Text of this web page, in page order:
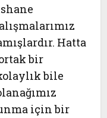
Hatta
bir
bile
için bir